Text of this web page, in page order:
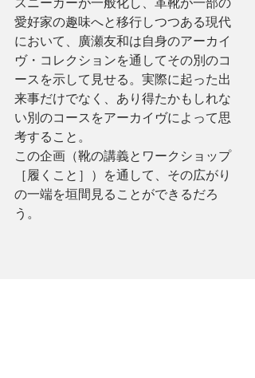
愛好家の趣味へと移行しつつある現代
において、廣瀬友和は自身のアーカイ
ヴ・コレクションを通してその別のコ
ースを示して見せる。実際に起った出
来事だけでなく、あり得たかもしれな
い別のコースをアーカイヴによって思
考すること。
この企画（靴の講義とワークショップ
［履くこと］）を通して、その広がり
の一端を垣間見ることができるだろ
う。